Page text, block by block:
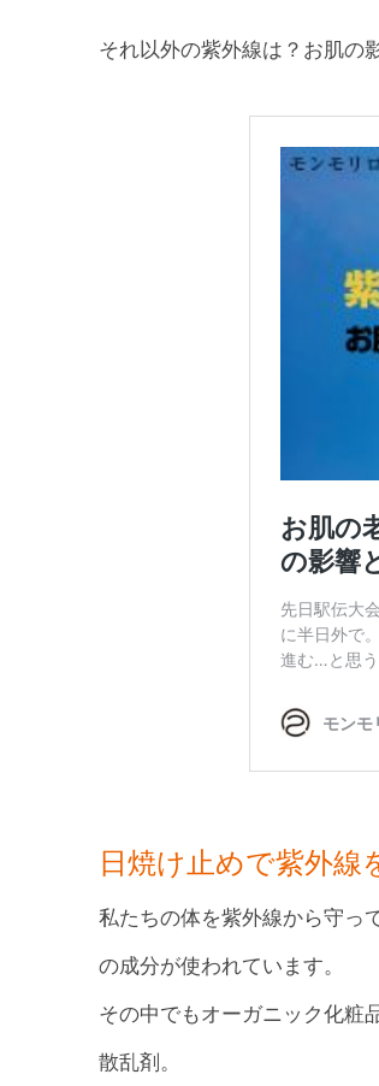
それ以外の紫外線は？お肌の
日焼け止めで紫外線
私たちの体を紫外線から守っ
の成分が使われています。
その中でもオーガニック化粧
散乱剤。